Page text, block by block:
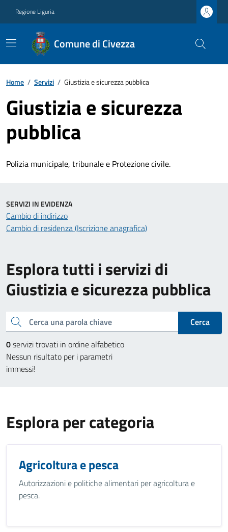
Regione Liguria
Comune di Civezza
Home / Servizi / Giustizia e sicurezza pubblica
Giustizia e sicurezza
pubblica
Polizia municipale, tribunale e Protezione civile.
Esplora tutti i servizi di
Giustizia e sicurezza pubblica
Cerca una parola chiave
Cerca
0servizi trovati in ordine alfabetico
Nessun risultato per i parametri
immessi!
SERVIZI IN EVIDENZA
Cambio di indirizzo
Cambio di residenza (Iscrizione anagrafica)
Esplora per categoria
Agricoltura e pesca
Autorizzazioni e politiche alimentari per agricoltura e
pesca.